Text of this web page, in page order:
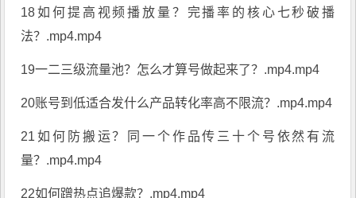
18如何提高视频播放量？完播率的核心七秒破播
法？.mp4.mp4
19一二三级流量池？怎么才算号做起来了？.mp4.mp4
20账号到低适合发什么产品转化率高不限流？.mp4.mp4
21如何防搬运？同一个作品传三十个号依然有流
量？.mp4.mp4
22如何蹭热点追爆款？.mp4.mp4